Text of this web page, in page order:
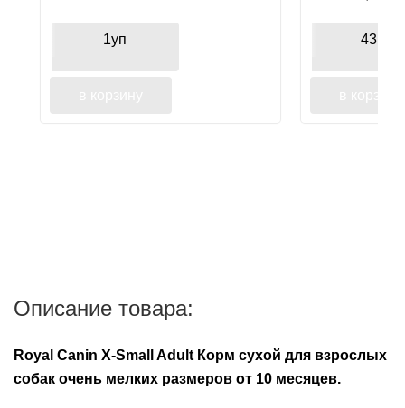
1уп
43гр
Описание товара:
Royal Canin X-Small Adult Корм сухой для взрослых
собак очень мелких размеров от 10 месяцев.